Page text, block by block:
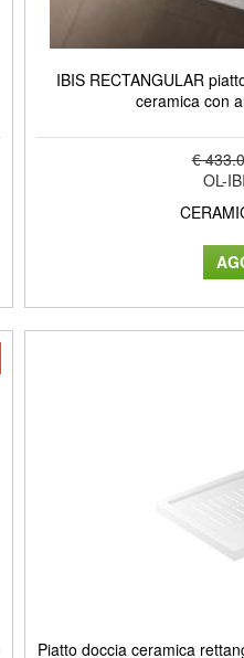
IBIS RECTANGULAR
ceramica con
€
OL-
Piatto doccia ceramica